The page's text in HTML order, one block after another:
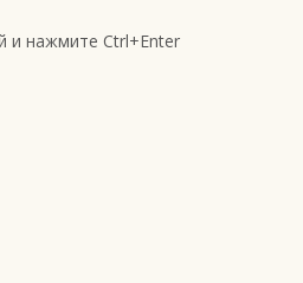
и нажмите Ctrl+Enter